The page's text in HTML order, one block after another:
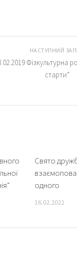
НАСТУПНИЙ
Фізкультурна
старти”
Свято
одного
16.02.2021